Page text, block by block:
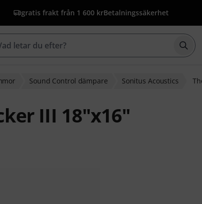
gratis frakt från 1 600 krBetalningssäkerhet
Sound Control dämpare Sonitus Acoustics
III 18"x16"